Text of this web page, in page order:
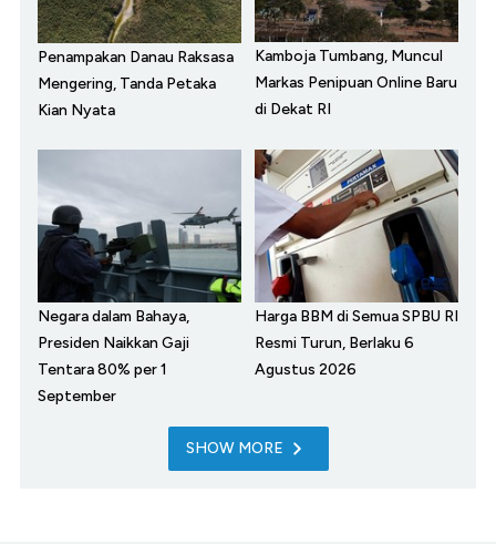
Penampakan Danau Raksasa
Mengering, Tanda Petaka
Kian Nyata
Kamboja Tumbang, Muncul
Markas Penipuan Online Baru
di Dekat RI
Negara dalam Bahaya,
Presiden Naikkan Gaji
Tentara 80% per 1
September
Harga BBM di Semua SPBU RI
Resmi Turun, Berlaku 6
Agustus 2026
SHOW MORE